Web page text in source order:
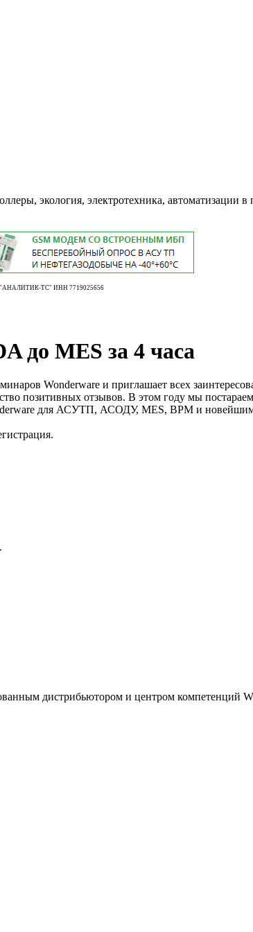
экология, электротехника, автоматизации в
"АНАЛИТИК-ТС" ИНН 7719025656
до MES за 4 часа
Wonderware и приглашает всех
позитивных отзывов. В этом году мы
для АСУТП, АСОДУ, MES, BPM и
дистрибьютором и центром компетенций